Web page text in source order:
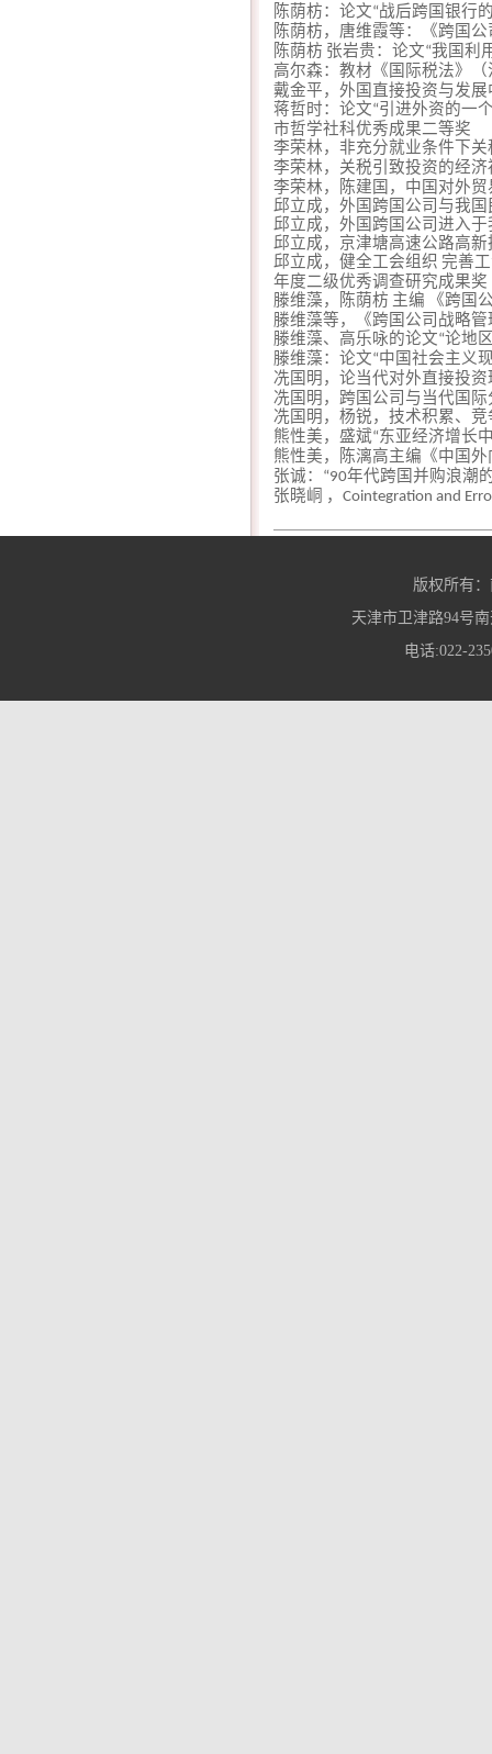
陈荫枋：论文“战后跨国银行
陈荫枋，唐维霞等：《跨国
陈荫枋 张岩贵：论文“我国利
高尔森：教材《国际税法》
戴金平，外国直接投资与发
蒋哲时：论文“引进外资的一
市哲学社科优秀成果二等奖
李荣林，非充分就业条件下
李荣林，关税引致投资的经济
李荣林，陈建国，中国对外
邱立成，外国跨国公司与我
邱立成，外国跨国公司进入
邱立成，京津塘高速公路高
邱立成，健全工会组织 完善
年度二级优秀调查研究成果奖
滕维藻，陈荫枋 主编
《跨国
滕维藻等，《跨国公司战略
滕维藻、高乐咏的论文“论地
滕维藻：论文“中国社会主义
冼国明，论当代对外直接投
冼国明，跨国公司与当代国
冼国明，杨锐，技术积累、
熊性美，盛斌“东亚经济增长
熊性美，陈漓高主编《中国
张诚： “90年代跨国并购浪潮
张晓峒 ， Cointegration and
版权所有
天津市卫津路94号
电话:022-